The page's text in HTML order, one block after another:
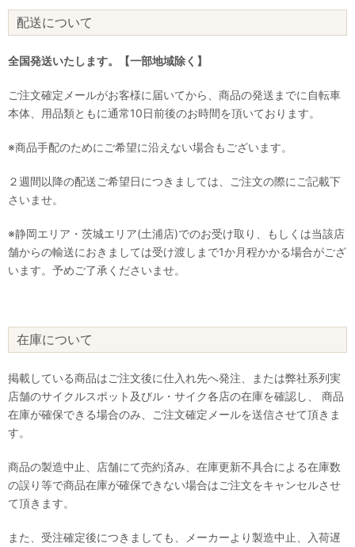
配送について
全国発送いたします。【一部地域除く】
ご注文確定メールがお客様に届いてから、商品の発送までに自転車
本体、用品類ともに通常10日前後のお時間を頂いております。
※商品手配のためにご希望に沿えない場合もございます。
２週間以降の配送ご希望日につきましては、ご注文の際にご記載下
さいませ。
※静岡エリア・茨城エリア(土浦店)でのお受け取り、もしくは当該店
舗からの輸送におきましては受け渡しまで1か月程かかる場合がござ
います。予めご了承くださいませ。
在庫について
掲載している商品はご注文後に仕入れ先へ発注、または弊社系列実
店舗のサイクルスポット及びル・サイク各店の在庫を確認し、 商品
在庫が確保できる場合のみ、ご注文確定メールを送信させて頂きま
す。
商品の製造中止、店舗にて売約済み、在庫更新不具合による在庫数
の誤り等で商品在庫が確保できない場合はご注文をキャンセルさせ
て頂きます。
また、受注確定後につきましても、メーカーより製造中止、入荷遅